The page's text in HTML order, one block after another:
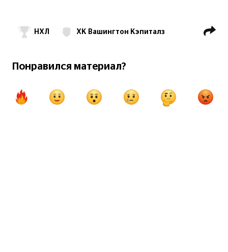
НХЛ ХК Вашингтон Кэпиталз
Понравился материал?